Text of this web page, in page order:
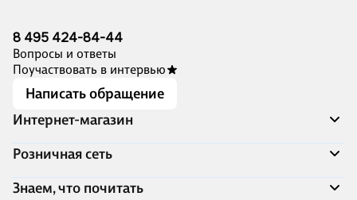
8 495 424-84-44
Вопросы и ответы
Поучаствовать в интервью
Написать обращение
Интернет-магазин
Акции
Доставка и оплата
Розничная сеть
Адреса магазинов
Знаем, что почитать